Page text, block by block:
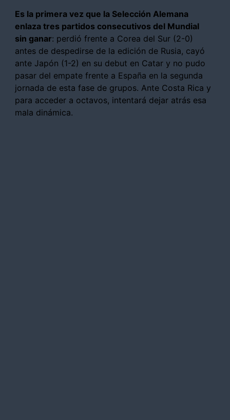
Es la primera vez que la Selección Alemana
enlaza tres partidos consecutivos del Mundial
sin ganar: perdió frente a Corea del Sur (2-0)
antes de despedirse de la edición de Rusia, cayó
ante Japón (1-2) en su debut en Catar y no pudo
pasar del empate frente a España en la segunda
jornada de esta fase de grupos. Ante Costa Rica y
para acceder a octavos, intentará dejar atrás esa
mala dinámica.